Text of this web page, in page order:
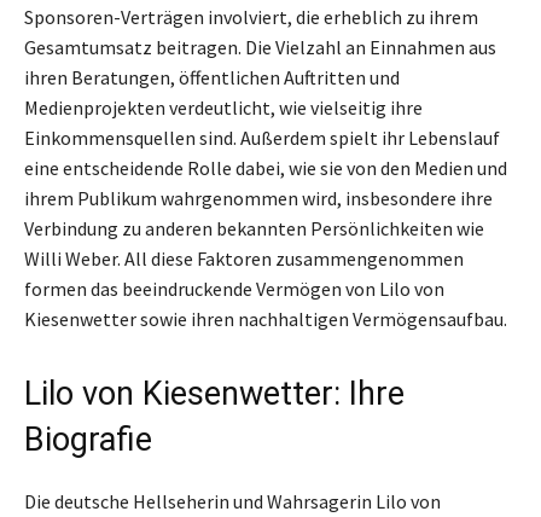
Sponsoren-Verträgen involviert, die erheblich zu ihrem
Gesamtumsatz beitragen. Die Vielzahl an Einnahmen aus
ihren Beratungen, öffentlichen Auftritten und
Medienprojekten verdeutlicht, wie vielseitig ihre
Einkommensquellen sind. Außerdem spielt ihr Lebenslauf
eine entscheidende Rolle dabei, wie sie von den Medien und
ihrem Publikum wahrgenommen wird, insbesondere ihre
Verbindung zu anderen bekannten Persönlichkeiten wie
Willi Weber. All diese Faktoren zusammengenommen
formen das beeindruckende Vermögen von Lilo von
Kiesenwetter sowie ihren nachhaltigen Vermögensaufbau.
Lilo von Kiesenwetter: Ihre
Biografie
Die deutsche Hellseherin und Wahrsagerin Lilo von